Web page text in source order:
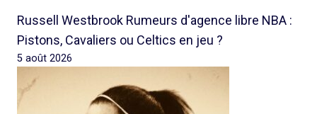
Russell Westbrook Rumeurs d'agence libre NBA :
Pistons, Cavaliers ou Celtics en jeu ?
5 août 2026